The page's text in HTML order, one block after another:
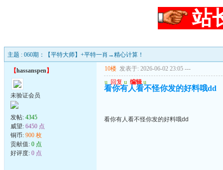
站
主题 : 060期：【平特大师】+平特一肖→精心计算！
【hassanspen】
未验证会员
发帖: 4345
威望: 6450 点
铜币: 900 枚
贡献值: 0 点
好评度: 0 点
10楼 发表于: 2026-06-02 23:05 ---
u 回复 u 编辑 u
看你有人看不怪你发的好料哦dd
看你有人看不怪你发的好料哦dd